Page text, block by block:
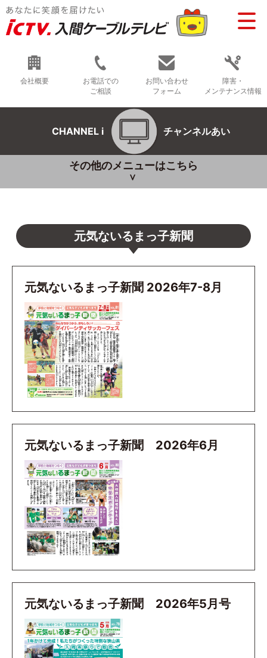
会社概要
お電話での
ご相談
お問い合わせ
フォーム
障害・
メンテナンス情報
CHANNEL i チャンネルあい
その他のメニューはこちら
元気ないるまっ子新聞
元気ないるまっ子新聞 2026年7-8月
元気ないるまっ子新聞 2026年6月
元気ないるまっ子新聞 2026年5月号